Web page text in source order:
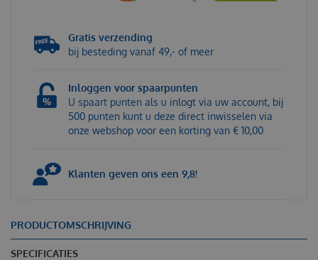
Gratis verzending
bij besteding vanaf 49,- of meer
Inloggen voor spaarpunten
U spaart punten als u inlogt via uw account, bij
500 punten kunt u deze direct inwisselen via
onze webshop voor een korting van € 10,00
Klanten geven ons een 9,8!
PRODUCTOMSCHRIJVING
SPECIFICATIES